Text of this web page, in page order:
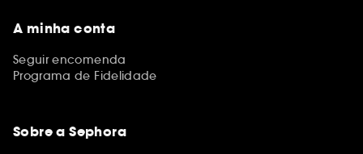
A minha conta
Seguir encomenda
Programa de Fidelidade
Sobre a Sephora